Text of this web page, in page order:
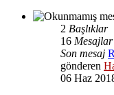
2 Başlıklar
16 Mesajlar
Son mesaj
gönderen
06 Haz